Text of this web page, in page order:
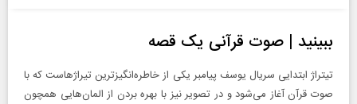
ببینید | صوت قرآنی یک قصه
تیتراژ ابتدایی سریال یوسف پیامبر یکی از خاطره‌انگیزترین تیراژهاست که با
صوت قرآن آغاز می‌شود و در تصویر نیز با بهره بردن از المان‌هایی همچون